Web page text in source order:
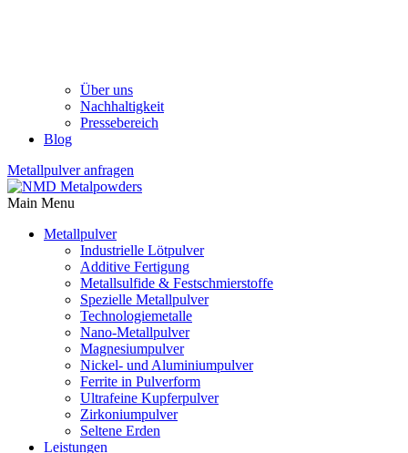
Über uns
Nachhaltigkeit
Pressebereich
Blog
Metallpulver anfragen
Main Menu
Metallpulver
Industrielle Lötpulver
Additive Fertigung
Metallsulfide & Festschmierstoffe
Spezielle Metallpulver
Technologiemetalle
Nano-Metallpulver
Magnesiumpulver
Nickel- und Aluminiumpulver
Ferrite in Pulverform
Ultrafeine Kupferpulver
Zirkoniumpulver
Seltene Erden
Leistungen